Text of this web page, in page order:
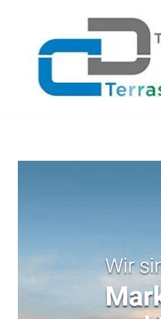
springen